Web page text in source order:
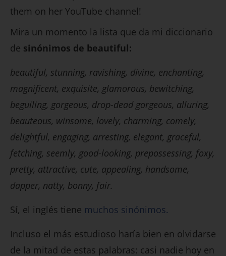
them on her YouTube channel!
Mira un momento la lista que da mi diccionario
de sinónimos de beautiful:
beautiful, stunning, ravishing, divine, enchanting,
magnificent, exquisite, glamorous, bewitching,
beguiling, gorgeous, drop-dead gorgeous, alluring,
beauteous, winsome, lovely, charming, comely,
delightful, engaging, arresting, elegant, graceful,
fetching, seemly, good-looking, prepossessing, foxy,
pretty, attractive, cute, appealing, handsome,
dapper, natty, bonny, fair.
Sí, el inglés tiene muchos sinónimos.
Incluso el más estudioso haría bien en olvidarse
de la mitad de estas palabras: casi nadie hoy en